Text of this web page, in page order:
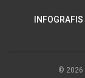
INFOGRAFIS
© 2026